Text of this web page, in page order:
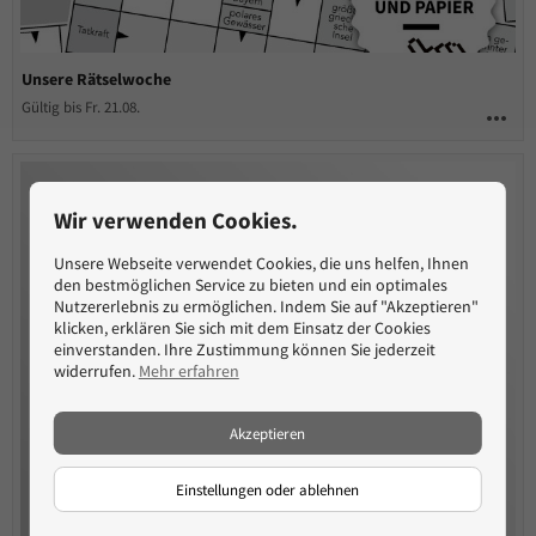
Unsere Rätselwoche
Gültig bis Fr. 21.08. more_horiz
Wir verwenden Cookies.
Unsere Webseite verwendet Cookies, die uns helfen, Ihnen
den bestmöglichen Service zu bieten und ein optimales
Nutzererlebnis zu ermöglichen. Indem Sie auf "Akzeptieren"
klicken, erklären Sie sich mit dem Einsatz der Cookies
einverstanden. Ihre Zustimmung können Sie jederzeit
widerrufen. Mehr erfahren
Einstellungen oder ablehnen
Akzeptieren